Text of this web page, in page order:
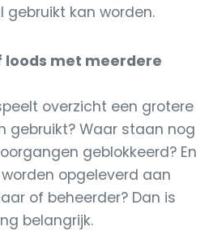
kan worden.
loods met meerdere
overzicht een grotere
gebruikt? Waar staan nog
geblokkeerd? En
opgeleverd aan
of beheerder? Dan is
belangrijk.